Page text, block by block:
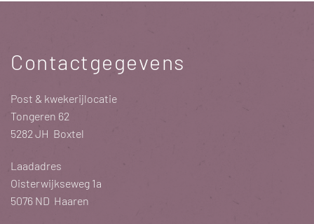
Contactgegevens
Post & kwekerijlocatie
Tongeren 62
5282 JH Boxtel
Laadadres
Oisterwijkseweg 1a
5076 ND Haaren